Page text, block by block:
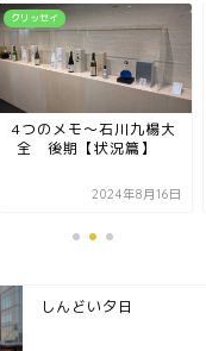
クリッセイ
4つのメモ～石川九楊大
全 後期【状況篇】
2024年8月16日
しんどい夕日